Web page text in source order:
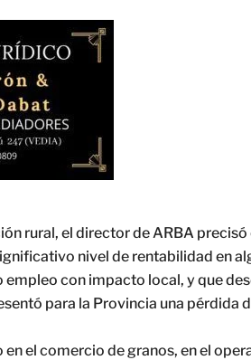
rural, el director de ARBA
nivel de rentabilidad en
empleo con impacto local, y que
para la Provincia una pérdida
en el comercio de granos, en el